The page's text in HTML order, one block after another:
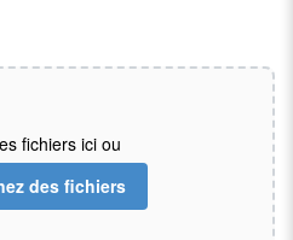
fichiers ici ou
des fichiers